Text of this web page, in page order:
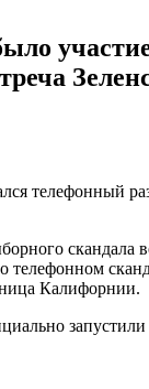
участие
телефонный
скандала
Калифорнии.